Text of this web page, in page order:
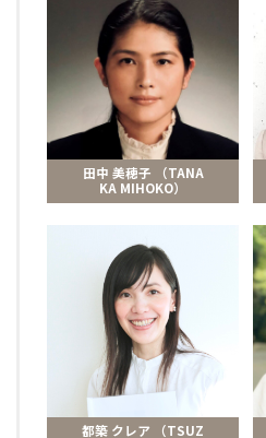
田中 美穂子 （TANA
KA MIHOKO）
都築 クレア （TSUZ